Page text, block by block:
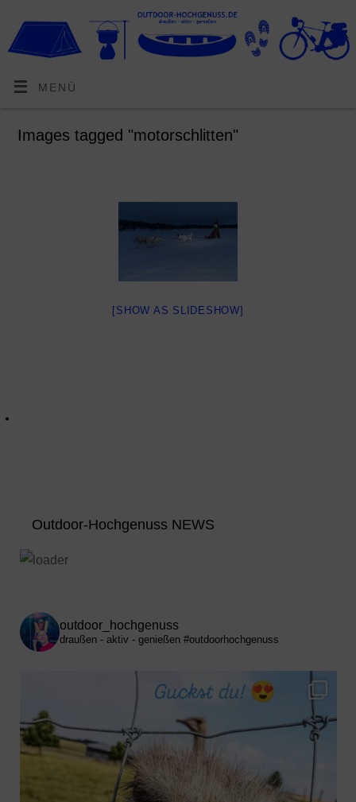
MENÜ
Images tagged "motorschlitten"
[SHOW AS SLIDESHOW]
Outdoor-Hochgenuss NEWS
outdoor_hochgenuss
draußen - aktiv - genießen #outdoorhochgenuss